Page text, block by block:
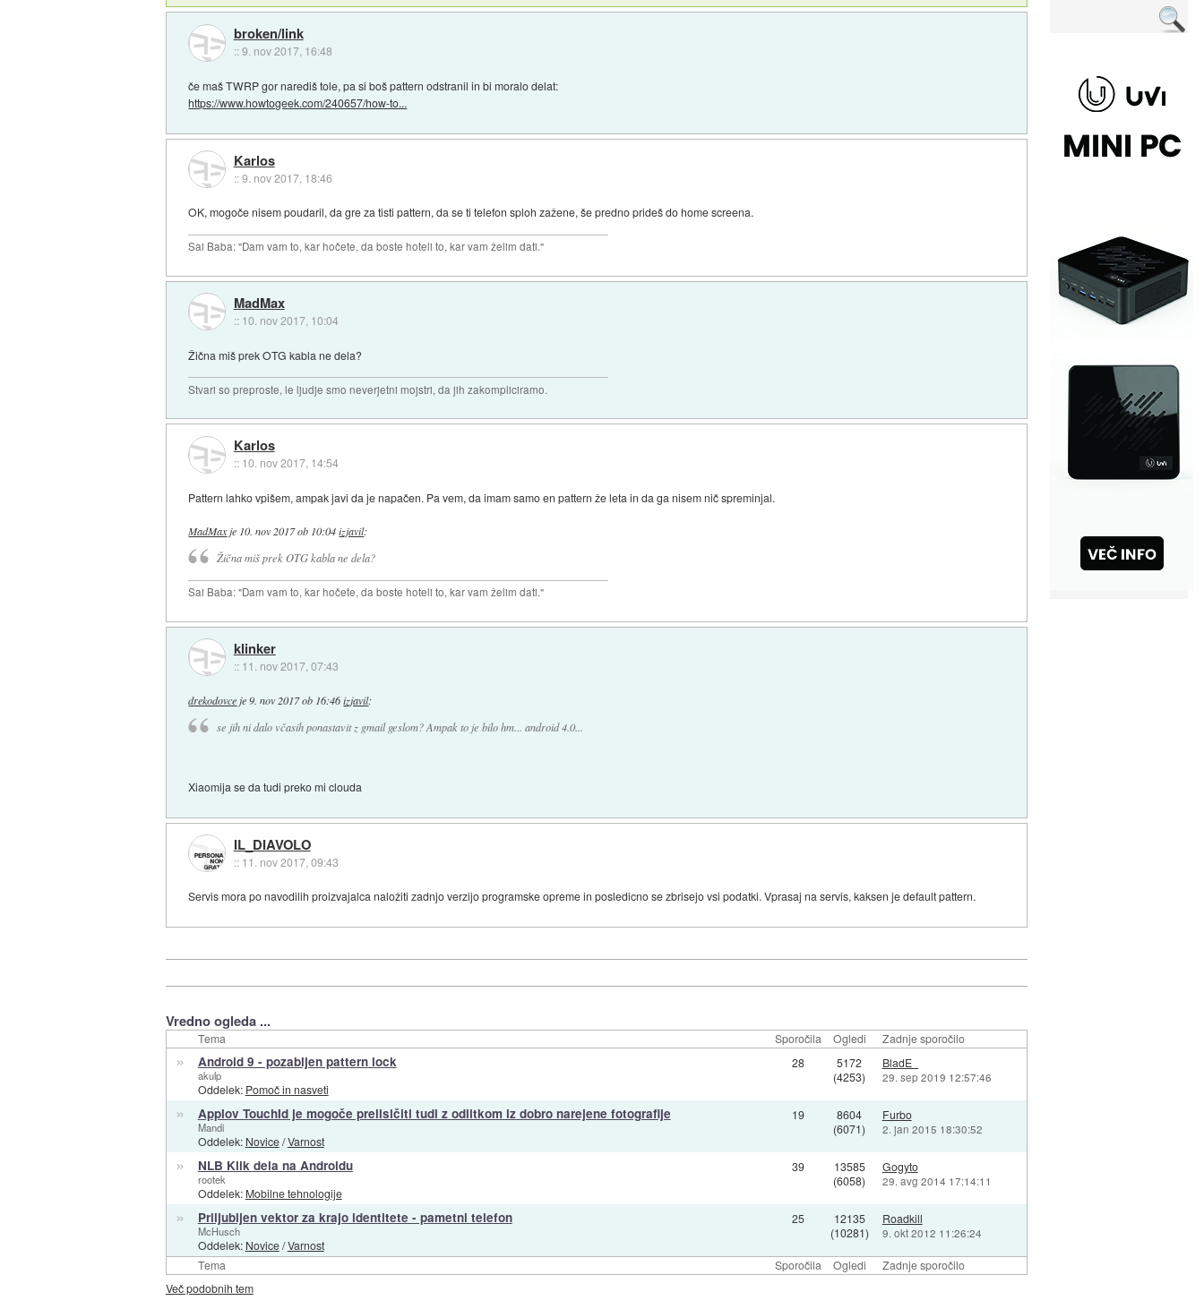
broken/link
::9. nov 2017, 16:48
če maš TWRP gor narediš tole, pa si boš pattern odstranil in bi moralo delat:
https://www.howtogeek.com/240657/how-to...
Karlos
::9. nov 2017, 18:46
OK, mogoče nisem poudaril, da gre za tisti pattern, da se ti telefon sploh zažene, še predno prideš do home screena.
Sai Baba: "Dam vam to, kar hočete, da boste hoteli to, kar vam želim dati."
MadMax
:: 10. nov 2017, 10:04
Žična miš prek OTG kabla ne dela?
Stvari so preproste, le ljudje smo neverjetni mojstri, da jih zakompliciramo.
Karlos
:: 10. nov 2017, 14:54
Pattern lahko vpišem, ampak javi da je napačen. Pa vem, da imam samo en pattern že leta in da ga nisem nič spreminjal.
MadMaxje 10. nov 2017 ob 10:04 izjavil:
Žična miš prek OTG kabla ne dela?
Sai Baba: "Dam vam to, kar hočete, da boste hoteli to, kar vam želim dati."
klinker
:: 11. nov 2017, 07:43
drekodovce je 9. nov 2017 ob 16:46 izjavil:
se jih ni dalo včasih ponastavit z gmail geslom? Ampak to je bilo hm... android 4.0...
Xiaomija se da tudi preko mi clouda
IL_DIAVOLO
:: 11. nov 2017, 09:43
Servis mora po navodilih proizvajalca naložiti zadnjo verzijo programske opreme in posledicno se zbrisejo vsi podatki. Vprasaj na servis, kaksen je default pattern.
Vredno ogleda ...
Tema Sporočila Ogledi Zadnje sporočilo
Tema Sporočila Ogledi Zadnje sporočilo
» Android 9 - pozabljen pattern lock
akulp
Oddelek: Pomoč in nasveti
28
5172
(4253)
BladE_
29. sep 2019 12:57:46
» Applov TouchId je mogoče prelisičiti tudi z odlitkom iz dobro narejene fotografije
Mandi
Oddelek: Novice/Varnost
19
8604
(6071)
Furbo
2. jan 2015 18:30:52
» NLB Klik dela na Androidu
rootek
Oddelek: Mobilne tehnologije
39
13585
(6058)
Gogyto
29. avg 2014 17:14:11
» Priljubljen vektor za krajo identitete - pametni telefon
McHusch
Oddelek: Novice/Varnost
25
12135
(10281)
Roadkill
9. okt 2012 11:26:24
Več podobnih tem